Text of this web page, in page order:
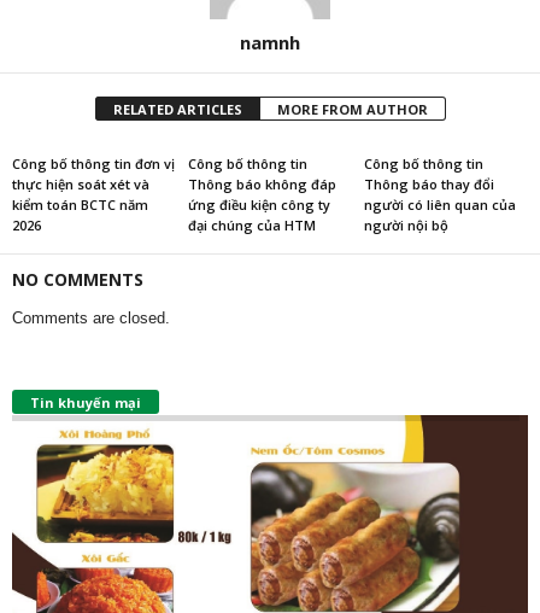
namnh
RELATED ARTICLES MORE FROM AUTHOR
Công bố thông tin đơn vị
thực hiện soát xét và
kiểm toán BCTC năm
2026
Công bố thông tin
Thông báo không đáp
ứng điều kiện công ty
đại chúng của HTM
Công bố thông tin
Thông báo thay đổi
người có liên quan của
người nội bộ
NO COMMENTS
Comments are closed.
Tin khuyến mại